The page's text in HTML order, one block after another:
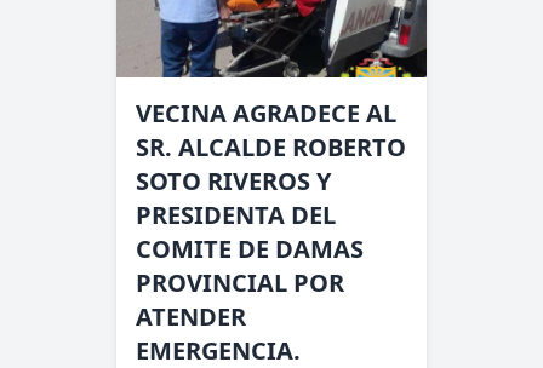
VECINA AGRADECE AL
SR. ALCALDE ROBERTO
SOTO RIVEROS Y
PRESIDENTA DEL
COMITE DE DAMAS
PROVINCIAL POR
ATENDER
EMERGENCIA.